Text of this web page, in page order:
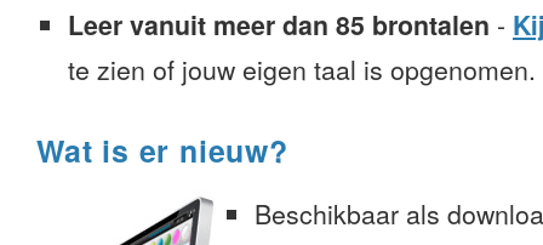
Leer vanuit meer dan 85 brontalen -
te zien of jouw eigen taal is opgenomen.
Wat is er nieuw?
Beschikbaar als